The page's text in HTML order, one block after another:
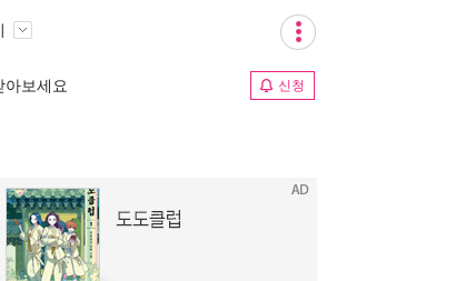
보세요 신청